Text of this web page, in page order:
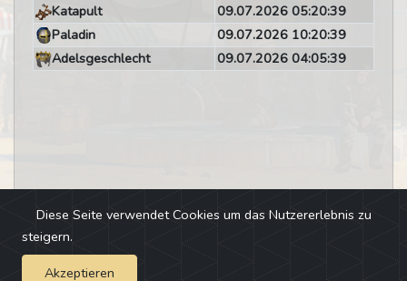
Katapult
09.07.2026 05:20:39
Paladin
09.07.2026 10:20:39
Adelsgeschlecht
09.07.2026 04:05:39
Diese Seite verwendet Cookies um das Nutzererlebnis zu
steigern.
Akzeptieren